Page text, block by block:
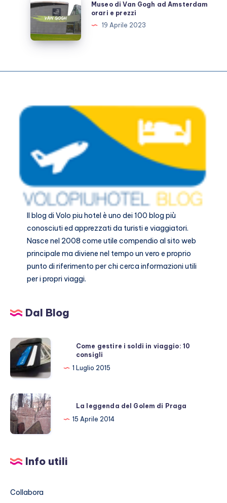
e
come
arrivare
di
Van
Gogh
ad
orari
Museo di Van Gogh ad Amsterdam
orari e prezzi
19 Aprile 2023
Il blog diVolo piu hotelè uno dei 100 blog più
conosciuti ed apprezzati da turisti e viaggiatori.
Nasce nel 2008 come utile compendio al sito web
principale ma diviene nel tempo un vero e proprio
punto di riferimento per chi cerca informazioni utili
per i propri viaggi.
Dal Blog
Come
gestire
soldi
in
viaggio:
10
consigli
Come gestire i soldi in viaggio: 10
consigli
1 Luglio 2015
La
leggenda
del
Golem
Praga
La leggenda del Golem di Praga
15 Aprile 2014
Info utili
Collabora